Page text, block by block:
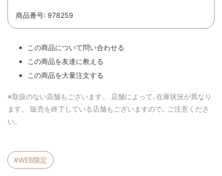
商品番号: 978259
この商品について問い合わせる
この商品を友達に教える
この商品を大量注文する
※取扱のない店舗もございます。 店舗によって､在庫状況が異なり
ます。 販売を終了している店舗もございますので､ ご注意くださ
い。
#WEB限定